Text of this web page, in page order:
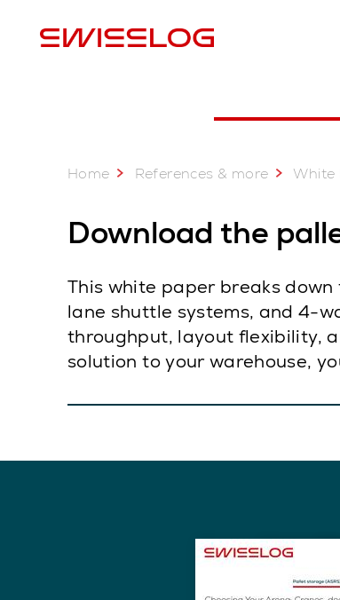
Home References & more White
Download the
This white paper breaks
lane shuttle systems, and 4-
throughput, layout flexibility,
solution to your warehouse,